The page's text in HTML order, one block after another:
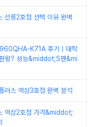
선릉2호점 선택 이유 완벽
K71A 후기｜대학
왕? 성능&middot;S펜&mi
러스 역삼3호점 완벽 분석
역삼2호점 가격&middot;